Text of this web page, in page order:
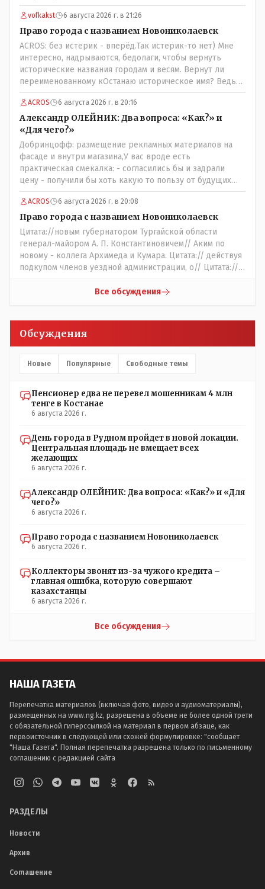
vofkakst 6 августа 2026 г. в 21:26
Право города с названием Новониколаевск
ACROS: без истерик - вперёд.Так истерик-то нет) Мне
интересно, надрываются, бедолаги, чтобы вернуть
исторические названия городам и весям. Вернут ли
переименованному кОстанаю историческое имя? Ведь
для этого же эти она.. ономасты существуют)) Или тут
тоже двойной стандарт есть?
ACROS 6 августа 2026 г. в 20:16
Александр ОЛЕЙНИК: Два вопроса: «Как?» и
«Для чего?»
Добринцофф: размещение рекламных материалов на
фасаде и внутри магазина,У вас вроде есть
практическая смекалка: - согласились бы и задрали
цену - получили бы хоть какую то пользу от будущих
депутатов, как говориться- с паршивой овцы хоть
шерсти клок, тем более эта тётенька платила бы не со
своего кармана, а с халявных, партийных денег.- думаю
сильно не торговалась бы.
ACROS 6 августа 2026 г. в 20:08
Право города с названием Новониколаевск
Цитата://новым губернатором Тургайской области
генерал-майором А. П. Константиновичем// Аким по
новому - коллега Архимеда и Кумара. Цитата:// действуя
подкупом членов уездной администрации, о// Цитата://
Интересно: - тогда был антикорруционный комитет ???
уездного начальника, старшего и младшего помощников
и двух письмоводителей, в уездном управлении
Имелись уездный и ветеринарный врачи, повивальная
города Константиновича в Костанае не назвали улицу и
не установили памятник.// vofkakst: Где ономасты,
Какие проблемы, почему кто то должен делать что то за
вас- - выдвинете идею, создайте инициативную группу,
напишите ходатайство в гор.маслихат и без истерик -
вперёд. Под лежачий камень- вода не потечёт. Насчёт
они найдутся.
Все обсуждения
Обсуждения
Новые Популярные Свободные темы
Пенсионер едва не перевел мошенникам 4 млн
тенге в Костанае
6 августа 2026 г.
День города в Рудном пройдет в новой локации.
Центральная площадь не вмещает всех
желающих
6 августа 2026 г.
Александр ОЛЕЙНИК: Два вопроса: «Как?» и «Для
чего?»
6 августа 2026 г.
Право города с названием Новониколаевск
6 августа 2026 г.
Коллекторы звонят из-за чужого кредита –
главная ошибка, которую совершают
казахстанцы
6 августа 2026 г.
Все обсуждения
НАША ГАЗЕТА
Перепечатка материалов (включая фото, видео и аудиоматериалы),
размещенных на www.ng.kz, разрешена в объеме не более одной трети
с обязательной гиперссылкой на материал в первом абзаце, как
первоисточник в следующей или схожей формулировке: "сообщает
"Наша Газета". Полная перепечатка разрешена только по письменному
соглашению с редакцией сайта
РАЗДЕЛЫ
Новости
Архив
Соглашение